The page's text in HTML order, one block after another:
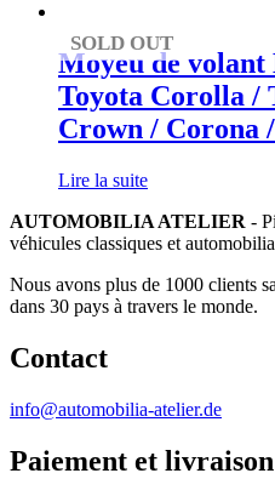
SOLD OUT
Moyeu de
Toyota Corolla /
Crown / Corona
Lire la suite
AUTOMOBILIA ATELIER -
véhicules classiques et
Nous avons plus de 1000 clients
dans 30 pays à travers le monde.
Contact
info@automobilia-atelier.de
Paiement et livraison